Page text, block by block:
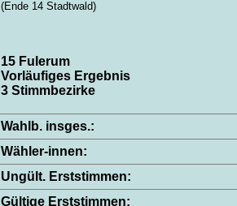
(Ende 14 Stadtwald)
15 Fulerum
Vorläufiges Ergebnis
3 Stimmbezirke
Wahlb. insges.:
Wähler-innen:
Ungült. Erststimmen:
Gültige Erststimmen: